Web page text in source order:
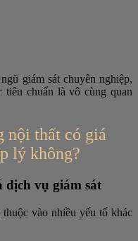
giám sát chuyên nghiệp,
tiêu chuẩn là vô cùng quan
nội thất có giá
lý không?
dịch vụ giám sát
vào nhiều yếu tố khác